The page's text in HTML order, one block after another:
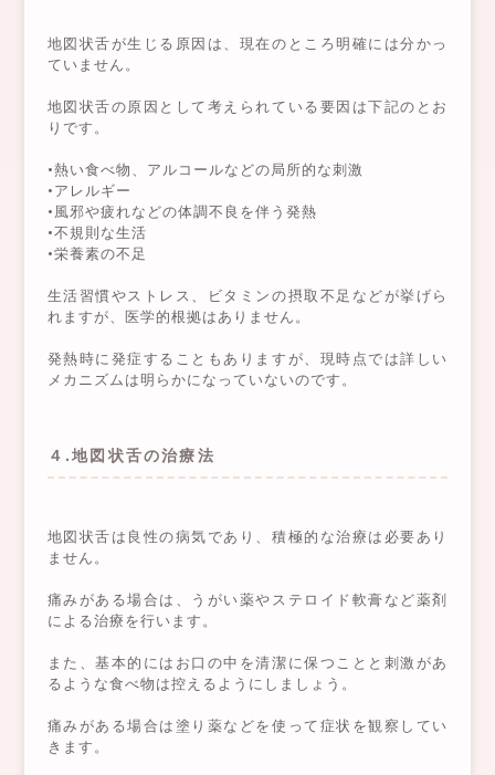
地図状舌が生じる原因は、現在のところ明確には分かっ
ていません。
地図状舌の原因として考えられている要因は下記のとお
りです。
•熱い食べ物、アルコールなどの局所的な刺激
•アレルギー
•風邪や疲れなどの体調不良を伴う発熱
•不規則な生活
•栄養素の不足
生活習慣やストレス、ビタミンの摂取不足などが挙げら
れますが、医学的根拠はありません。
発熱時に発症することもありますが、現時点では詳しい
メカニズムは明らかになっていないのです。
４.地図状舌の治療法
地図状舌は良性の病気であり、積極的な治療は必要あり
ません。
痛みがある場合は、うがい薬やステロイド軟膏など薬剤
による治療を行います。
また、基本的にはお口の中を清潔に保つことと刺激があ
るような食べ物は控えるようにしましょう。
痛みがある場合は塗り薬などを使って症状を観察してい
きます。